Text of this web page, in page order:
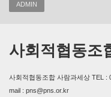
ADMIN
사회적협동조
사회적협동조합 사람과세상 TEL :
mail : pns@pns.or.kr